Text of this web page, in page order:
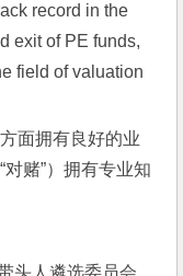
record in the
exit of PE funds,
field of valuation
面拥有良好的业
赌”）拥有专业知
头人遴选委员会